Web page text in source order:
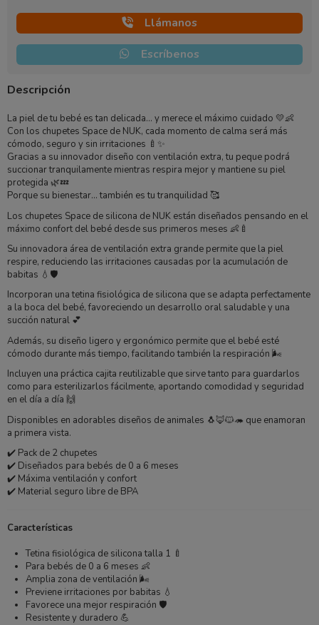
Llámanos
Escríbenos
Descripción
La piel de tu bebé es tan delicada… y merece el máximo cuidado 💛👶
Con los chupetes Space de NUK, cada momento de calma será más
cómodo, seguro y sin irritaciones 🍼✨
Gracias a su innovador diseño con ventilación extra, tu peque podrá
succionar tranquilamente mientras respira mejor y mantiene su piel
protegida 🌿💤
Porque su bienestar… también es tu tranquilidad 🥰
Los chupetes Space de silicona de NUKestán diseñados pensando en el
máximo confort del bebé desde sus primeros meses 👶🍼
Su innovadora área de ventilación extra grande permite que la piel
respire, reduciendo las irritaciones causadas por la acumulación de
babitas 💧🛡️
Incorporan una tetina fisiológica de silicona que se adapta perfectamente
a la boca del bebé, favoreciendo un desarrollo oral saludable y una
succión natural 💕
Además, su diseño ligero y ergonómico permite que el bebé esté
cómodo durante más tiempo, facilitando también la respiración 🌬️
Incluyen una práctica cajita reutilizable que sirve tanto para guardarlos
como para esterilizarlos fácilmente, aportando comodidad y seguridad
en el día a día 🙌
Disponibles en adorables diseños de animales 🐧🦊🐱🦔 que enamoran
a primera vista.
✔️ Pack de 2 chupetes
✔️ Diseñados para bebés de 0 a 6 meses
✔️ Máxima ventilación y confort
✔️ Material seguro libre de BPA
Características
Tetina fisiológica de silicona talla 1 🍼
Para bebés de 0 a 6 meses 👶
Amplia zona de ventilación 🌬️
Previene irritaciones por babitas 💧
Favorece una mejor respiración 🛡️
Resistente y duradero 💪